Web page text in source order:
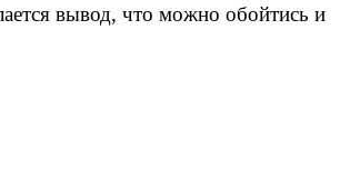
вывод, что можно обойтись и